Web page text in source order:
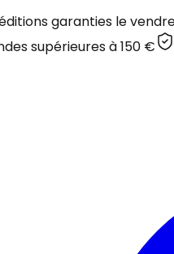
garanties le
supérieures à 150 €